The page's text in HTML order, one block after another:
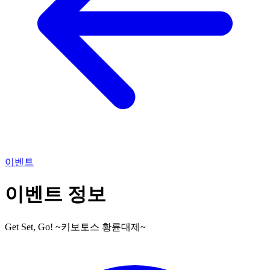
이벤트
이벤트 정보
Get Set, Go! ~키보토스 황륜대제~